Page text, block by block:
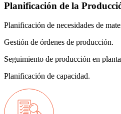
Planificación de la
Planificación de necesidades de
Gestión de órdenes de producción.
Seguimiento de producción en
Planificación de capacidad.